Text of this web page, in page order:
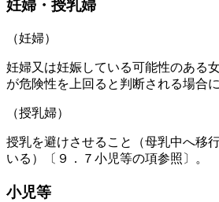
妊婦・授乳婦
（妊婦）
妊婦又は妊娠している可能性のある
が危険性を上回ると判断される場合
（授乳婦）
授乳を避けさせること（母乳中へ移
いる）〔９．７小児等の項参照〕。
小児等